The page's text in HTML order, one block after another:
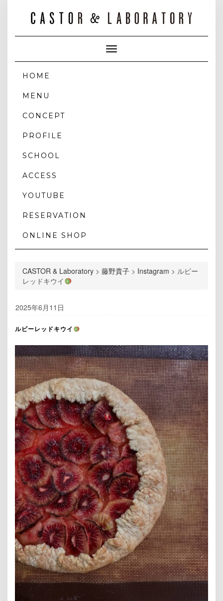
Toggle
Navigation
HOME
MENU
CONCEPT
PROFILE
SCHOOL
ACCESS
YOUTUBE
RESERVATION
ONLINE SHOP
CASTOR & Laboratory > 藤野貴子 > Instagram > ルビー
レッドキウイ
2025年6月11日
ルビーレッドキウイ